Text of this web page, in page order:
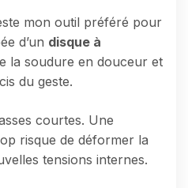
mon outil préféré pour
d’un disque à
la soudure en douceur et
du geste.
courtes. Une
risque de déformer la
tensions internes.